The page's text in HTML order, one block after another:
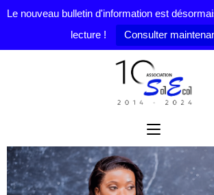
Le nouveau bulletin d'information est
lecture !
Consulter